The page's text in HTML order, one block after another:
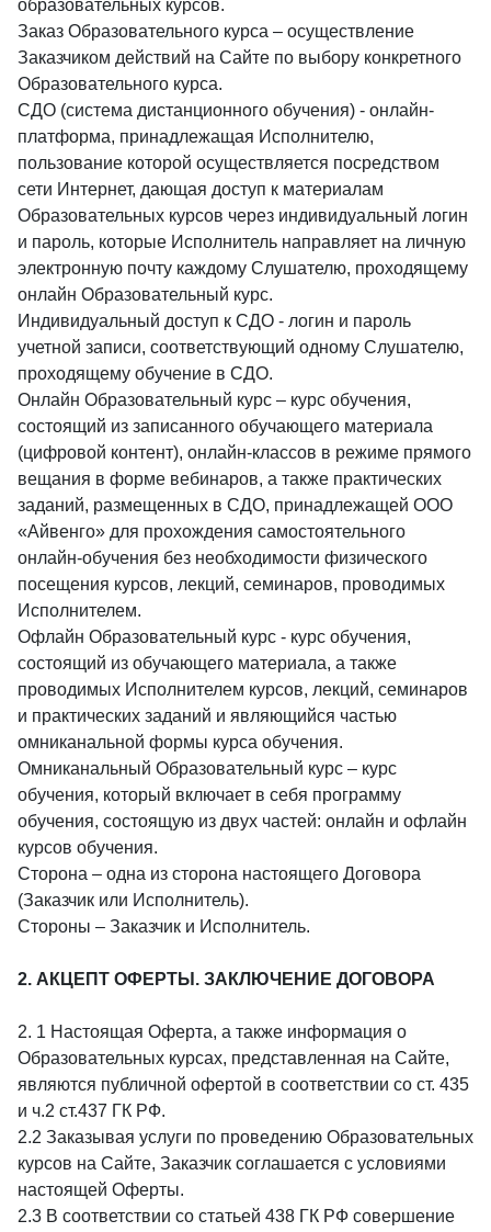
образовательных курсов.
Заказ Образовательного курса – осуществление
Заказчиком действий на Сайте по выбору конкретного
Образовательного курса.
СДО (система дистанционного обучения) - онлайн-
платформа, принадлежащая Исполнителю,
пользование которой осуществляется посредством
сети Интернет, дающая доступ к материалам
Образовательных курсов через индивидуальный логин
и пароль, которые Исполнитель направляет на личную
электронную почту каждому Слушателю, проходящему
онлайн Образовательный курс.
Индивидуальный доступ к СДО - логин и пароль
учетной записи, соответствующий одному Слушателю,
проходящему обучение в СДО.
Онлайн Образовательный курс – курс обучения,
состоящий из записанного обучающего материала
(цифровой контент), онлайн-классов в режиме прямого
вещания в форме вебинаров, а также практических
заданий, размещенных в СДО, принадлежащей ООО
«Айвенго» для прохождения самостоятельного
онлайн-обучения без необходимости физического
посещения курсов, лекций, семинаров, проводимых
Исполнителем.
Офлайн Образовательный курс - курс обучения,
состоящий из обучающего материала, а также
проводимых Исполнителем курсов, лекций, семинаров
и практических заданий и являющийся частью
омниканальной формы курса обучения.
Омниканальный Образовательный курс – курс
обучения, который включает в себя программу
обучения, состоящую из двух частей: онлайн и офлайн
курсов обучения.
Сторона – одна из сторона настоящего Договора
(Заказчик или Исполнитель).
Стороны – Заказчик и Исполнитель.
2. АКЦЕПТ ОФЕРТЫ. ЗАКЛЮЧЕНИЕ ДОГОВОРА
2. 1 Настоящая Оферта, а также информация о
Образовательных курсах, представленная на Сайте,
являются публичной офертой в соответствии со ст. 435
и ч.2 ст.437 ГК РФ.
2.2 Заказывая услуги по проведению Образовательных
курсов на Сайте, Заказчик соглашается с условиями
настоящей Оферты.
2.3 В соответствии со статьей 438 ГК РФ совершение